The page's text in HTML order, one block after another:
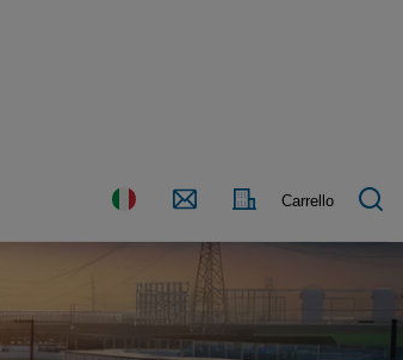
Paese Contattaci Carrello